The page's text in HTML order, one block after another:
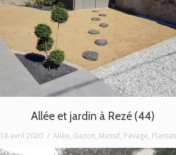
Allée et jardin à Rezé (44)
18 avril 2020 Allée, Gazon, Massif, Pavage,